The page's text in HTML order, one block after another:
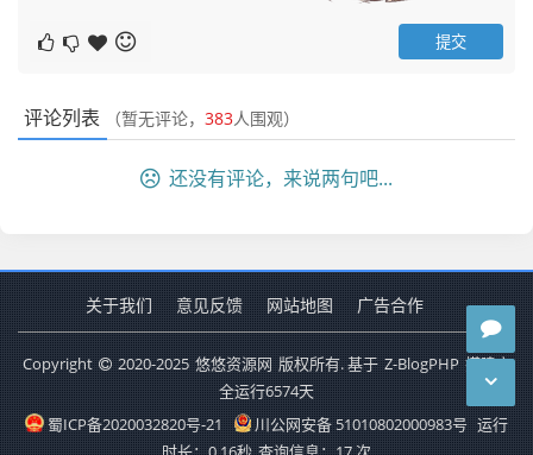
评论列表 （暂无评论， 383人围观）
还没有评论，来说两句吧...
关于我们 意见反馈 网站地图 广告合作
Copyright 2020-2025 悠悠资源网 版权所有. 基于 Z-BlogPHP 搭建安
全运行6574天
蜀ICP备2020032820号-21
川公网安备 51010802000983号 运行